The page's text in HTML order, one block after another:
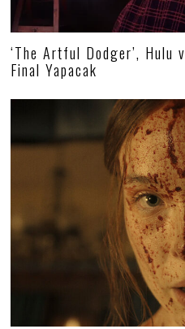
‘The Artful Dodger’, Hulu
Final Yapacak